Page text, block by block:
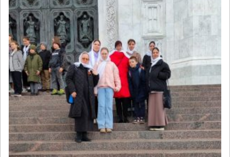
л
е
5
0
т
ы
с
я
п
а
л
о
ь
н
о
м
к
л
а
д